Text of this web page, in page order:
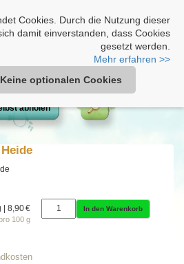
Cookies. Durch die Nutzung dieser
damit einverstanden, dass Cookies
gesetzt werden.
Mehr erfahren >>
Keine optionalen Cookies
abholen
| 8,90 €
100 g
In den Warenkorb